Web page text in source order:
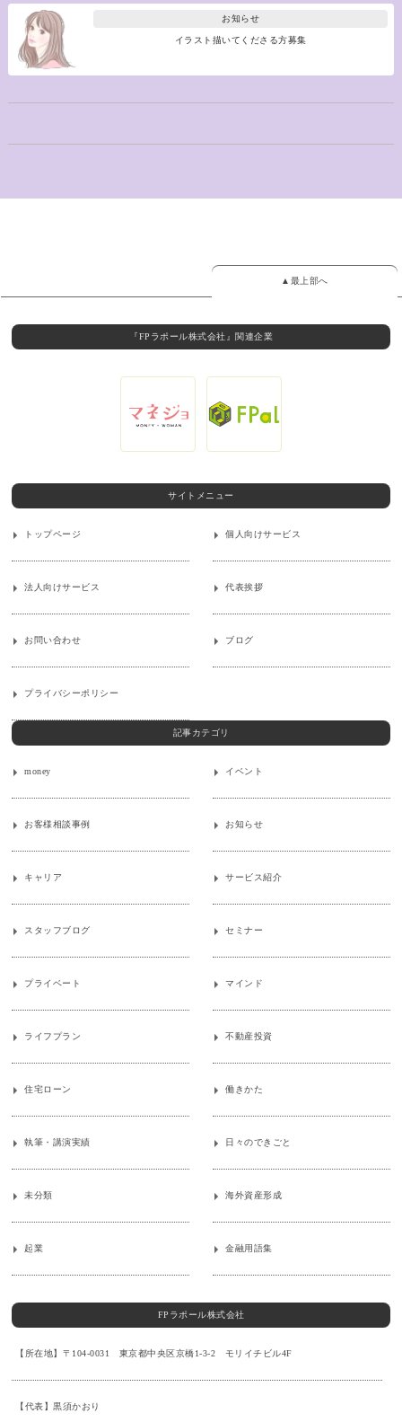
お知らせ
イラスト描いてくださる方募集
▲最上部へ
『FPラポール株式会社』関連企業
サイトメニュー
トップページ 個人向けサービス
法人向けサービス 代表挨拶
お問い合わせ ブログ
プライバシーポリシー
記事カテゴリ
money イベント
お客様相談事例 お知らせ
キャリア サービス紹介
スタッフブログ セミナー
プライベート マインド
ライフプラン 不動産投資
住宅ローン 働きかた
執筆・講演実績 日々のできごと
未分類 海外資産形成
起業 金融用語集
FPラポール株式会社
【所在地】〒104-0031 東京都中央区京橋1-3-2 モリイチビル4F
【代表】黒須かおり